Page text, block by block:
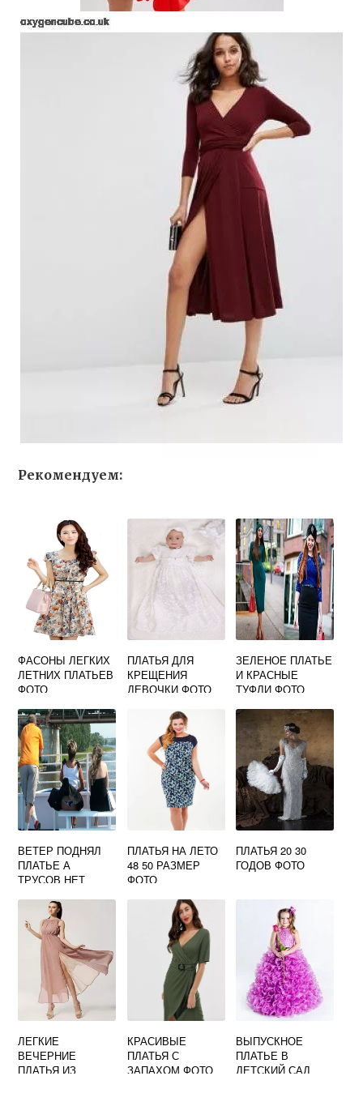
Рекомендуем:
ФАСОНЫ ЛЕГКИХ
ЛЕТНИХ ПЛАТЬЕВ
ФОТО
ПЛАТЬЯ ДЛЯ
КРЕЩЕНИЯ
ДЕВОЧКИ ФОТО
ЗЕЛЕНОЕ ПЛАТЬЕ
И КРАСНЫЕ
ТУФЛИ ФОТО
ВЕТЕР ПОДНЯЛ
ПЛАТЬЕ А
ТРУСОВ НЕТ
ПЛАТЬЯ НА ЛЕТО
48 50 РАЗМЕР
ФОТО
ПЛАТЬЯ 20 30
ГОДОВ ФОТО
ЛЕГКИЕ
ВЕЧЕРНИЕ
ПЛАТЬЯ ИЗ
КРАСИВЫЕ
ПЛАТЬЯ С
ЗАПАХОМ ФОТО
ВЫПУСКНОЕ
ПЛАТЬЕ В
ДЕТСКИЙ САД